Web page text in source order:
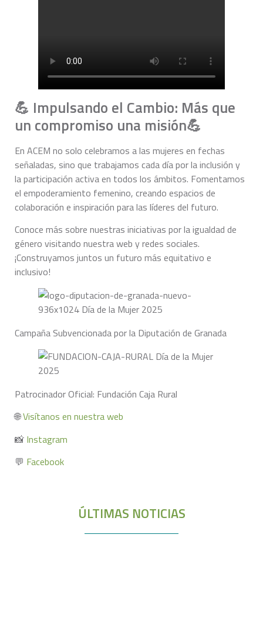
💪 Impulsando el Cambio: Más que
un compromiso una misión💪
En ACEM no solo celebramos a las mujeres en fechas
señaladas, sino que trabajamos cada día por la inclusión y
la participación activa en todos los ámbitos. Fomentamos
el empoderamiento femenino, creando espacios de
colaboración e inspiración para las líderes del futuro.
Conoce más sobre nuestras iniciativas por la igualdad de
género visitando nuestra web y redes sociales.
¡Construyamos juntos un futuro más equitativo e
inclusivo!
Campaña Subvencionada por la Diputación de Granada
Patrocinador Oficial: Fundación Caja Rural
🌐Visítanos en nuestra web
📸 Instagram
💬 Facebook
ÚLTIMAS NOTICIAS